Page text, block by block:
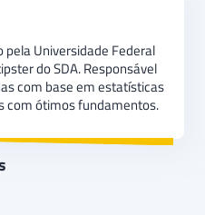
Universidade Federal
do SDA. Responsável
com base em estatísticas
com ótimos fundamentos.